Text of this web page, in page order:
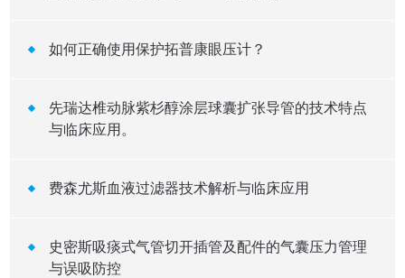
如何正确使用保护拓普康眼压计？
先瑞达椎动脉紫杉醇涂层球囊扩张导管的技术特点
与临床应用。
费森尤斯血液过滤器技术解析与临床应用
史密斯吸痰式气管切开插管及配件的气囊压力管理
与误吸防控